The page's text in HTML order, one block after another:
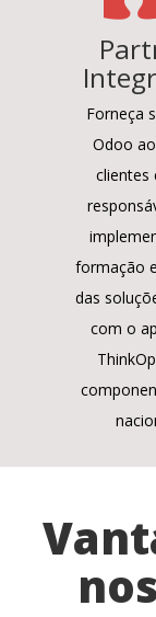
Forneça
Odoo
clientes
formação
das
com o